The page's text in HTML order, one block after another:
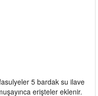
fasulyeler 5 bardak su ilave
erişteler eklenir.